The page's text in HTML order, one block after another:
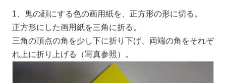
1、鬼の顔にする色の画用紙を、正方形の形に切る。
正方形にした画用紙を三角に折る。
三角の頂点の角を少し下に折り下げ、両端の角をそれぞ
れ上に折り上げる（写真参照）。